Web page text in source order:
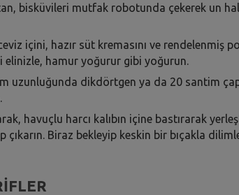
bisküvileri mutfak robotunda çekerek un
içini, hazır süt kremasını ve rendelenmiş
elinizle, hamur yoğurur gibi yoğurun.
uzunluğunda dikdörtgen ya da 20 santim
havuçlu harcı kalıbın içine bastırarak
çıkarın. Biraz bekleyip keskin bir bıçakla